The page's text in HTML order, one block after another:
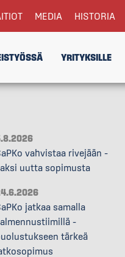
MEDIA HISTORIA
YRITYKSILLE
vahvistaa rivejään –
uutta sopimusta
jatkaa samalla
–
tärkeä